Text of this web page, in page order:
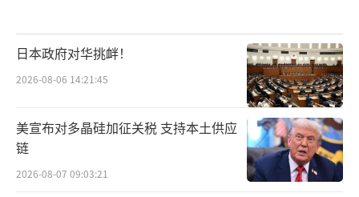
日本政府对华挑衅！
2026-08-06 14:21:45
美宣布对多晶硅加征关税 支持本土供应
链
2026-08-07 09:03:21